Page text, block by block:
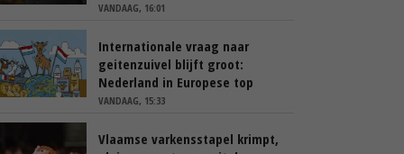
VANDAAG, 16:01
Internationale vraag naar
geitenzuivel blijft groot:
Nederland in Europese top
VANDAAG, 15:33
Vlaamse varkensstapel krimpt,